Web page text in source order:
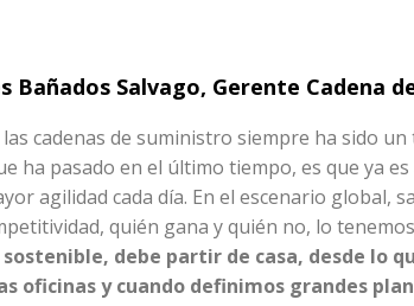
Bañados Salvago, Gerente Cadena
cadenas de suministro siempre ha sido
ha pasado en el último tiempo, es que ya
agilidad cada día. En el escenario global,
quién gana y quién no, lo
sostenible, debe partir de casa, desde lo
oficinas y cuando definimos grandes